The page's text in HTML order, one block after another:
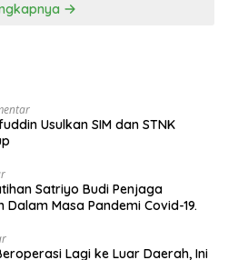
Usulkan SIM dan STNK
Satriyo Budi Penjaga
Dalam Masa Pandemi Covid-19.
Lagi ke Luar Daerah, Ini